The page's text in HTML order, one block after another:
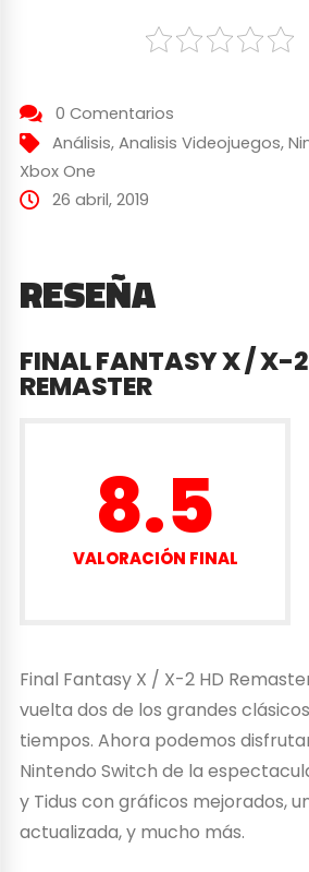
0 Comentarios
Análisis, Analisis Videojuegos,
Xbox One
26 abril, 2019
RESEÑA
FINAL FANTASY X / X-
REMASTER
8.5
VALORACIÓN FINAL
Final Fantasy X / X-2 HD
vuelta dos de los grandes
tiempos. Ahora podemos
Nintendo Switch de la
y Tidus con gráficos mejorados,
actualizada, y mucho más.